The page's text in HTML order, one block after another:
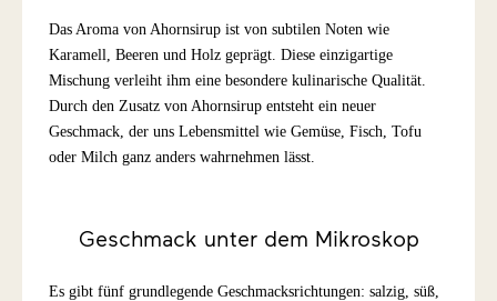
Das Aroma von Ahornsirup ist von subtilen Noten wie
Karamell, Beeren und Holz geprägt. Diese einzigartige
Mischung verleiht ihm eine besondere kulinarische Qualität.
Durch den Zusatz von Ahornsirup entsteht ein neuer
Geschmack, der uns Lebensmittel wie Gemüse, Fisch, Tofu
oder Milch ganz anders wahrnehmen lässt.
Geschmack unter dem Mikroskop
Es gibt fünf grundlegende Geschmacksrichtungen: salzig, süß,